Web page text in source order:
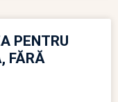
PENTRU
FĂRĂ